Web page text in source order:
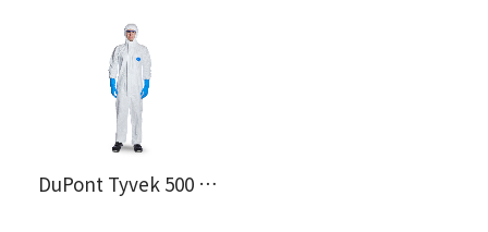
DuPont Tyvek 500 Xpert防護衣